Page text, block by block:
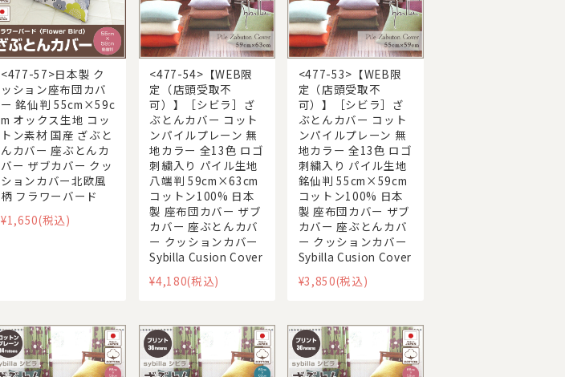
<477-57>日本製 ク
ッション座布団カバ
ー 銘仙判 55cm×59c
m オックス生地 コッ
トン素材 国産 ざぶと
んカバー 座ぶとんカ
バー ザブカバー クッ
ションカバー北欧風
柄 フラワーバード
¥1,650(税込)
<477-54>【WEB限
定（店頭受取不
可）】［シビラ］ざ
ぶとんカバー コット
ンパイルプレーン 無
地カラー 全13色 ロゴ
刺繍入り パイル生地
八端判 59cm×63cm
コットン100% 日本
製 座布団カバー ザブ
カバー 座ぶとんカバ
ー クッションカバー
Sybilla Cusion Cover
¥4,180(税込)
<477-53>【WEB限
定（店頭受取不
可）】［シビラ］ざ
ぶとんカバー コット
ンパイルプレーン 無
地カラー 全13色 ロゴ
刺繍入り パイル生地
銘仙判 55cm×59cm
コットン100% 日本
製 座布団カバー ザブ
カバー 座ぶとんカバ
ー クッションカバー
Sybilla Cusion Cover
¥3,850(税込)